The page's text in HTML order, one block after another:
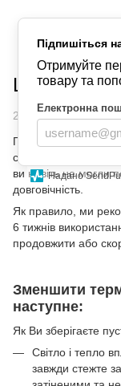
Підпишіться
Отримуйте
товару та
Електронна
Надано
Блог 6 речей,
Що
26 грудня 2022
Протягом
смикають, кидають
ви навіть не могли
довговічність.
Як правило, ми
6 тижнів
продовжити або
Зменшити
наступне:
Як Ви зберігаєте
Світло і тепло
завжди стежте